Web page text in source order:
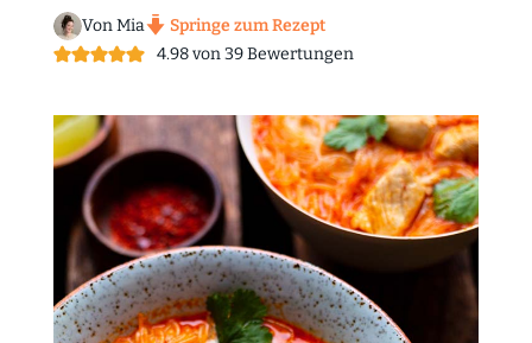
Von Mia
Springe zum Rezept
4.98von39Bewertungen